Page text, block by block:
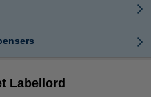
Labellord